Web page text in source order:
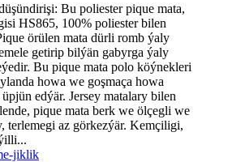
Bu poliester pique mata,
HS865, 100% poliester bilen
örülen mata dürli romb ýaly
getirip bilýän gabyrga ýaly
Bu pique mata polo köýnekleri
howa we goşmaça howa
edýär. Jersey matalary bilen
pique mata berk we ölçegli we
terlemegi az görkezýär. Kemçiligi,
jiklik